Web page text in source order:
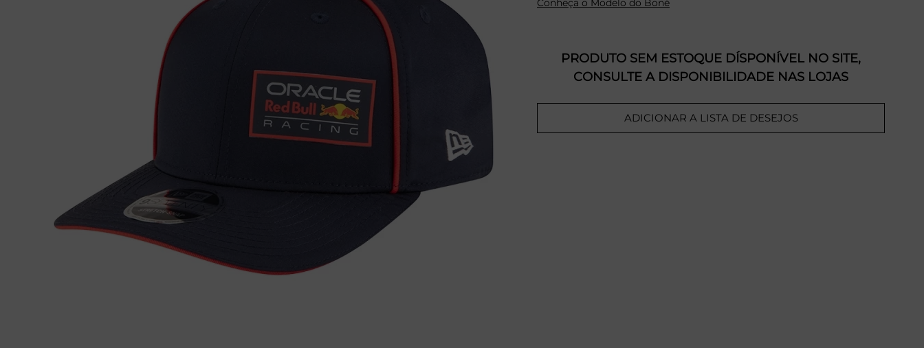
Conheça o Modelo do Boné
PRODUTO SEM ESTOQUE DÍSPONÍVEL NO SITE,
CONSULTE A DISPONIBILIDADE NAS LOJAS
ADICIONAR A LISTA DE DESEJOS